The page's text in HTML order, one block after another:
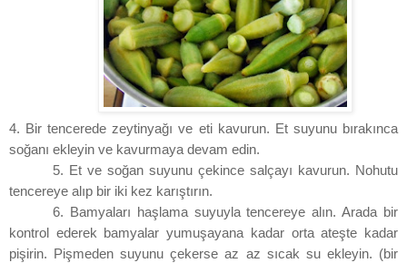
4. Bir tencerede zeytinyağı ve eti kavurun. Et suyunu bırakınca
soğanı ekleyin ve kavurmaya devam edin.
5. Et ve soğan suyunu çekince salçayı kavurun. Nohutu
tencereye alıp bir iki kez karıştırın.
6. Bamyaları haşlama suyuyla tencereye alın. Arada bir
kontrol ederek bamyalar yumuşayana kadar orta ateşte kadar
pişirin. Pişmeden suyunu çekerse az az sıcak su ekleyin. (bir